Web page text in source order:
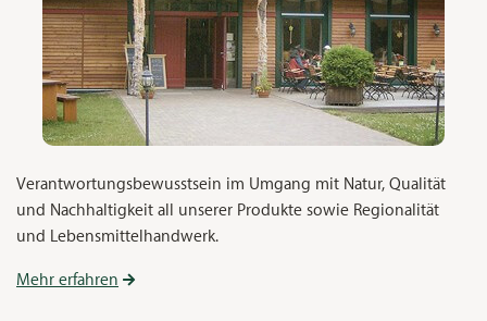
Verantwortungsbewusstsein im Umgang mit Natur, Qualität
und Nachhaltigkeit all unserer Produkte sowie Regionalität
und Lebensmittelhandwerk.
Mehr erfahren